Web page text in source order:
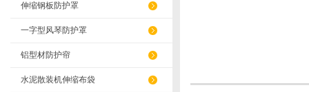
伸缩钢板防护罩
一字型风琴防护罩
铝型材防护帘
水泥散装机伸缩布袋